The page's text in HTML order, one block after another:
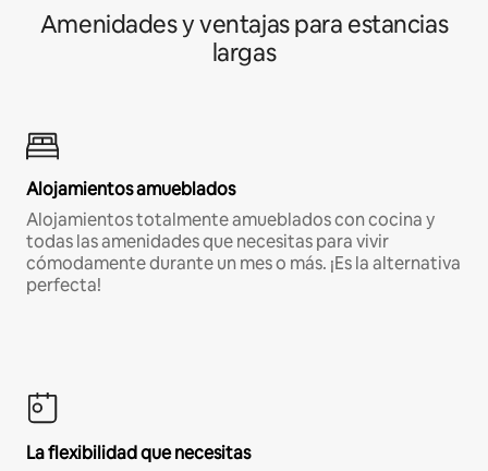
Amenidades y ventajas para estancias
largas
Alojamientos amueblados
Alojamientos totalmente amueblados con cocina y
todas las amenidades que necesitas para vivir
cómodamente durante un mes o más. ¡Es la alternativa
perfecta!
La flexibilidad que necesitas